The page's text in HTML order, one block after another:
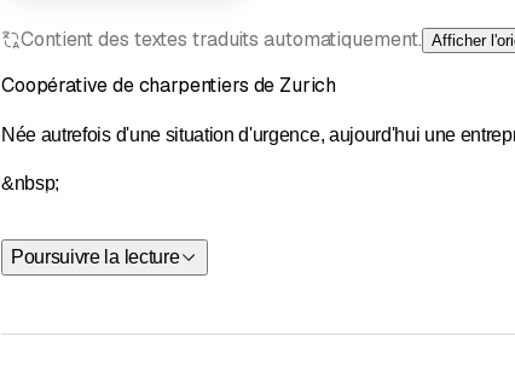
Contient des textes traduits automatiquement. Afficher
Coopérative de charpentiers de Zurich
Née autrefois d'une situation d'urgence, aujourd'hui une
&nbsp;
Nous accordons une grande importance à la construction
partie du domaine d'activité de la charpenterie. La
Poursuivre la lecture